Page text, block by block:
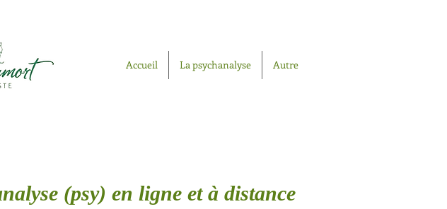
Accueil La psychanalyse Autre
(psy) en ligne et à distance